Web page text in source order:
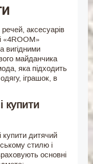
аксесуарів
«4ROOM»
вигідними
майданчика
яка підходить
іграшок, в
купити
дитячий
стилю і
основні